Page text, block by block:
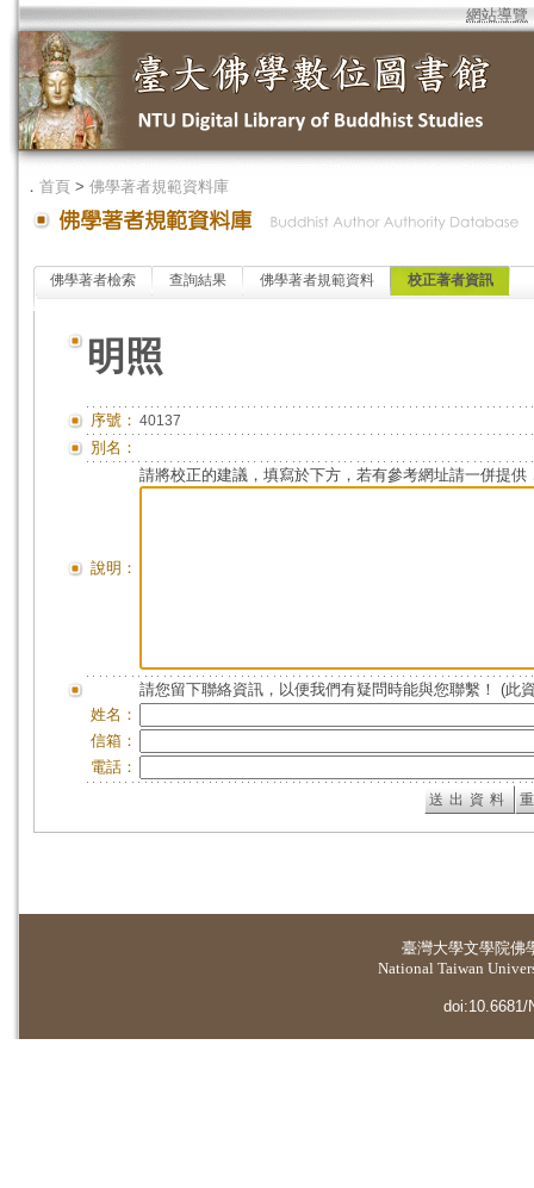
網站導覽
． 首頁 > 佛學著者規範資料庫
佛學著者檢索 查詢結果 佛學著者規範資料 校正著者資訊
明照
序號： 40137
別名：
說明：
請將校正的建議，填寫於下方，若有參考網址請一併提供
請您留下聯絡資訊，以便我們有疑問時能與您聯繫！ (此
姓名：
信箱：
電話：
臺灣大學文學院佛
National Taiwan
doi:10.6681/